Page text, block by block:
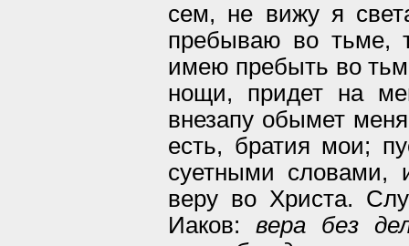
сем, не вижу я
пребываю во тьме,
имею пребыть во
нощи, придет на
внезапу обымет
есть, братия мои;
суетными словами,
веру во Христа.
Иаков: вера без